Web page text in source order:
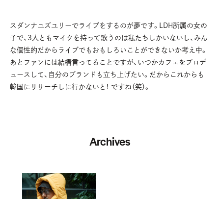
スダンナユズユリーでライブをするのが夢です。LDH所属の女の
子で、3人ともマイクを持って歌うのは私たちしかいないし、みん
な個性的だからライブでもおもしろいことができないか考え中。
あとファンには結構言ってることですが、いつかカフェをプロデ
ュースして、自分のブランドも立ち上げたい。だからこれからも
韓国にリサーチしに行かないと！ ですね（笑）。
Archives